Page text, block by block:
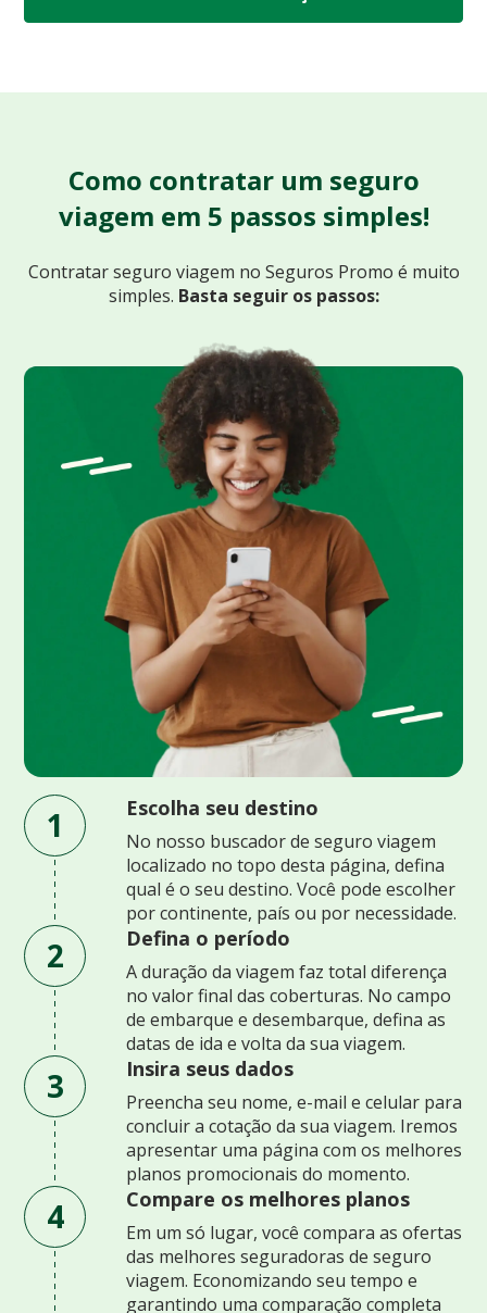
Como contratar um seguro
viagem em 5 passos simples!
Contratar seguro viagem no Seguros Promo é muito
simples. Basta seguir os passos:
1 Escolha seu destino
No nosso buscador de seguro viagem
localizado no topo desta página, defina
qual é o seu destino. Você pode escolher
por continente, país ou por necessidade.
2 Defina o período
A duração da viagem faz total diferença
no valor final das coberturas. No campo
de embarque e desembarque, defina as
datas de ida e volta da sua viagem.
3 Insira seus dados
Preencha seu nome, e-mail e celular para
concluir a cotação da sua viagem. Iremos
apresentar uma página com os melhores
planos promocionais do momento.
4 Compare os melhores planos
Em um só lugar, você compara as ofertas
das melhores seguradoras de seguro
viagem. Economizando seu tempo e
garantindo uma comparação completa